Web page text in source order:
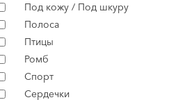
Под кожу / Под шкуру
Полоса
Птицы
Ромб
Спорт
Сердечки